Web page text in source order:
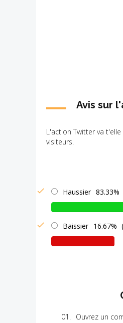
Avis sur
L'action Twitter va
visiteurs.
Haussier 83.33%
Baissier 16.67%
Ouvrez un